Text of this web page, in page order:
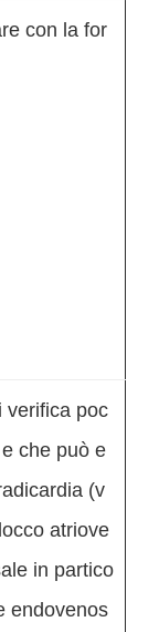
con la for
verifica poc
che può e
(v
atriove
in partico
endovenos